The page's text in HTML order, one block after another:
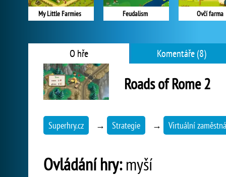
My Little Farmies Feudalism Ovčí farma
O hře Komentáře (8)
Roads of Rome 2
Superhry.cz → Strategie → Virtuální
Ovládání hry:myší